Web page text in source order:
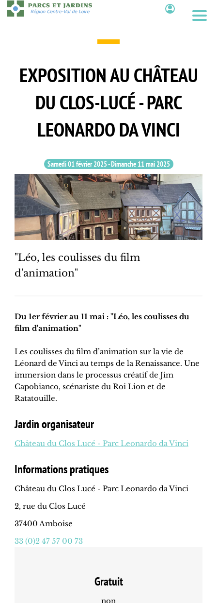
Aller
au
EXPOSITION AU CHÂTEAU
DU CLOS-LUCÉ - PARC
LEONARDO DA VINCI
Samedi 01 février 2025-Dimanche 11 mai 2025
"Léo, les coulisses du film
d'animation"
Du 1er février au 11 mai : "Léo, les coulisses du
film d'animation"
Les coulisses du film d’animation sur la vie de
Léonard de Vinci au temps de la Renaissance. Une
immersion dans le processus créatif de Jim
Capobianco, scénariste du Roi Lion et de
Ratatouille.
Jardin organisateur
Château du Clos Lucé - Parc Leonardo da Vinci
Informations pratiques
Château du Clos Lucé - Parc Leonardo da Vinci
2, rue du Clos Lucé
37400 Amboise
33 (0)2 47 57 00 73
Gratuit
non